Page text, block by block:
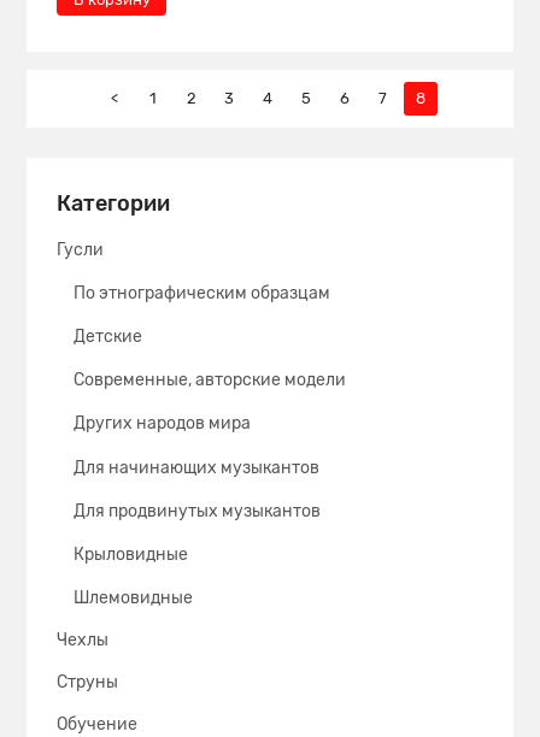
Категории
Гусли
По этнографическим образцам
Детские
Современные, авторские модели
Других народов мира
Для начинающих музыкантов
Для продвинутых музыкантов
Крыловидные
Шлемовидные
Чехлы
Струны
Обучение
< 1 2 3 4 5 6 7 8